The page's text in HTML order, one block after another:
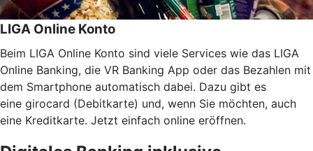
LIGA Online Konto
Beim LIGA Online Konto sind viele Services wie das LIGA
Online Banking, die VR Banking App oder das Bezahlen mit
dem Smartphone automatisch dabei. Dazu gibt es
eine girocard (Debitkarte) und, wenn Sie möchten, auch
eine Kreditkarte. Jetzt einfach online eröffnen.